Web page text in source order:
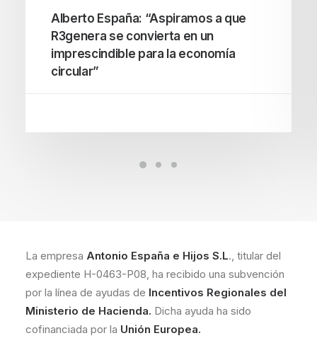
Alberto España: “Aspiramos a que
R3genera se convierta en un
imprescindible para la economía
circular”
La empresa Antonio España e Hijos S.L., titular del
expediente H-0463-P08, ha recibido una subvención
por la línea de ayudas de Incentivos Regionales del
Ministerio de Hacienda. Dicha ayuda ha sido
cofinanciada por la Unión Europea.